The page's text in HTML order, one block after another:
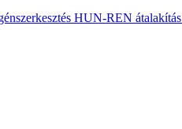
HUN-REN átalakítás